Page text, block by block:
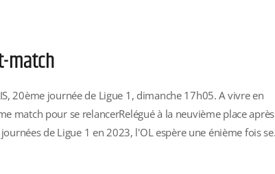
match
20ème journée de Ligue 1, dimanche 17h05. A vivre en
match pour se relancerRelégué à la neuvième place après
de Ligue 1 en 2023, l'OL espère une énième fois se